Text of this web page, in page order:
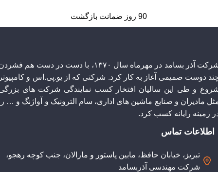
90 روز ضمانت بازگشت
شرکت آذر بسامد در مهرماه سال ۱۳۷۰، با دست در دست هم
دوست صمیمی آغاز به کار کرد. شرکتی که از یو.پی.اس و
و طی این سالیان افتخار کسب نمایندگی شرکت های
مادیران و صنایع ماشین های اداری، سام الترونیک و آواژنگ و …
زمینه رایانه کسب کرد.
اطلاعات تماس
تبریز، خیابان حافظ، مابین پاستور و مارالان، جنب کوچه رهجو،
شرکت مهندسی آذربسامد